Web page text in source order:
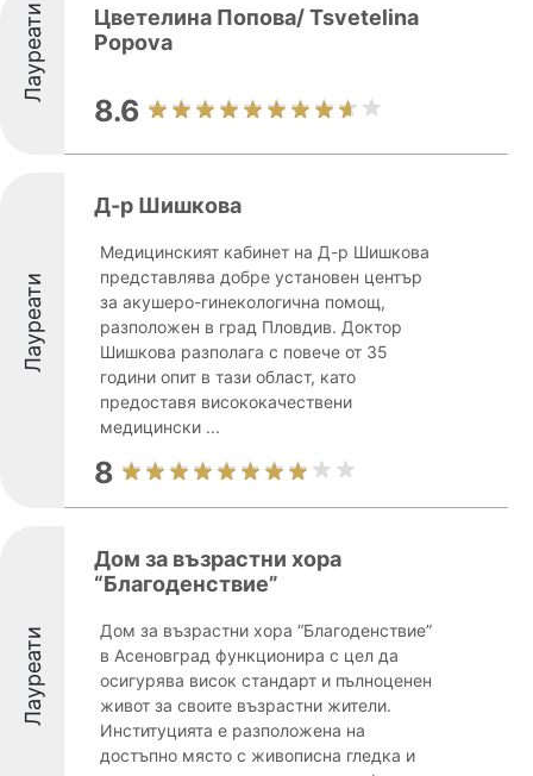
Лауреати
Цветелина Попова/ Tsvetelina
Popova
8.6
Лауреати
Д-р Шишкова
Медицинският кабинет на Д-р Шишкова
представлява добре установен център
за акушеро-гинекологична помощ,
разположен в град Пловдив. Доктор
Шишкова разполага с повече от 35
години опит в тази област, като
предоставя висококачествени
медицински ...
8
Лауреати
Дом за възрастни хора
“Благоденствие”
Дом за възрастни хора “Благоденствие”
в Асеновград функционира с цел да
осигурява висок стандарт и пълноценен
живот за своите възрастни жители.
Институцията е разположена на
достъпно място с живописна гледка и